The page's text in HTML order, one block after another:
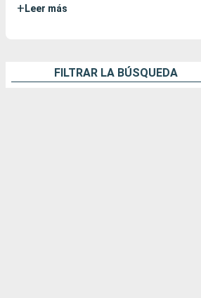
+ Leer más
FILTRAR LA BÚSQUEDA